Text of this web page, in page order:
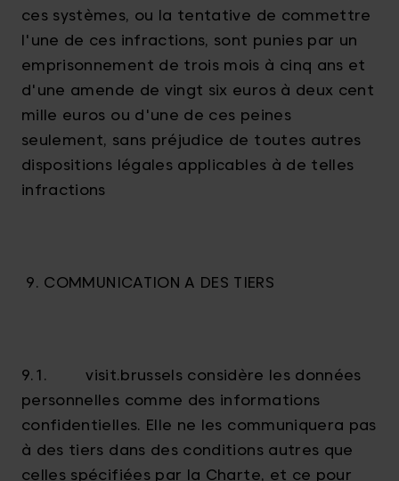
ces systèmes, ou la tentative de commettre
l'une de ces infractions, sont punies par un
emprisonnement de trois mois à cinq ans et
d'une amende de vingt six euros à deux cent
mille euros ou d'une de ces peines
seulement, sans préjudice de toutes autres
dispositions légales applicables à de telles
infractions
9. COMMUNICATION A DES TIERS
9.1. visit.brussels considère les données
personnelles comme des informations
confidentielles. Elle ne les communiquera pas
à des tiers dans des conditions autres que
celles spécifiées par la Charte, et ce pour